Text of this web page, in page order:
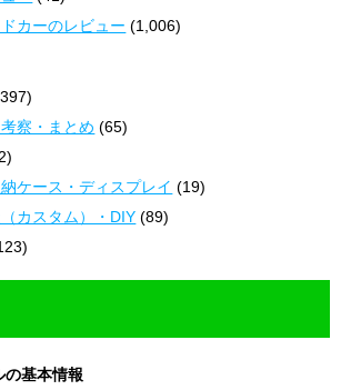
カーのレビュー (1,006)
察・まとめ (65)
ケース・ディスプレイ (19)
カスタム）・DIY (89)
の基本情報